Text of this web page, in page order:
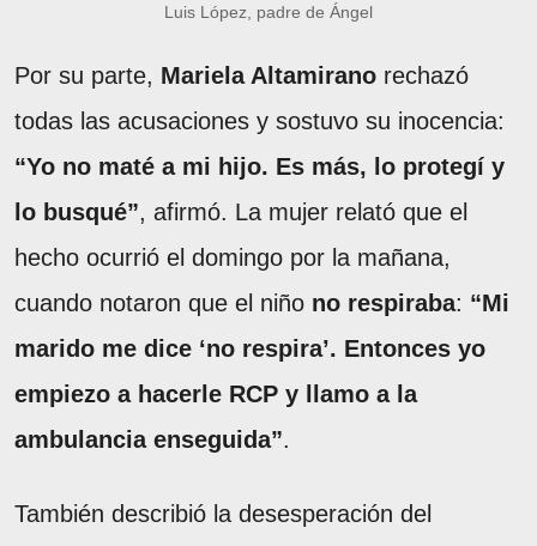
Luis López, padre de Ángel
Por su parte, Mariela Altamirano rechazó
todas las acusaciones y sostuvo su inocencia:
“Yo no maté a mi hijo. Es más, lo protegí y
lo busqué”, afirmó. La mujer relató que el
hecho ocurrió el domingo por la mañana,
cuando notaron que el niño no respiraba: “Mi
marido me dice ‘no respira’. Entonces yo
empiezo a hacerle RCP y llamo a la
ambulancia enseguida”.
También describió la desesperación del